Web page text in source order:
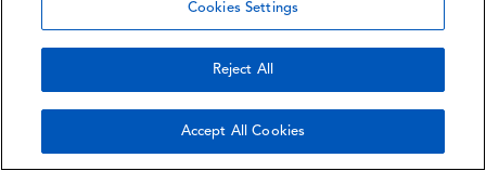
1
百萬+
客戶羣和持續增長
Cookies Settings
Reject All
Accept All Cookies